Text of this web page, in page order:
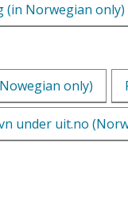
Norwegian only)
only)
under uit.no